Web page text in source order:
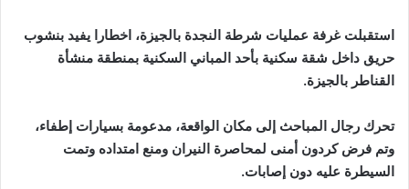
استقبلت غرفة عمليات شرطة النجدة بالجيزة، اخطارا يفيد بنشوب
حريق داخل شقة سكنية بأحد المباني السكنية بمنطقة منشأة
القناطر بالجيزة.
تحرك رجال المباحث إلى مكان الواقعة، مدعومة بسيارات إطفاء،
وتم فرض كردون أمنى لمحاصرة النيران ومنع امتداده وتمت
السيطرة عليه دون إصابات.